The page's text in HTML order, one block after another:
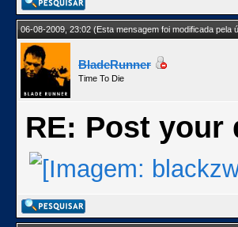
06-08-2009, 23:02(Esta mensagem foi modificada pela
BladeRunner
Time To Die
RE: Post your